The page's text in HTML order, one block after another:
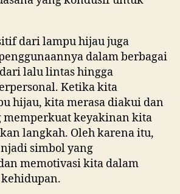
dari lampu hijau juga
dalam berbagai
lalu lintas hingga
Ketika kita
hijau, kita merasa diakui dan
memperkuat keyakinan kita
langkah. Oleh karena itu,
simbol yang
memotivasi kita dalam